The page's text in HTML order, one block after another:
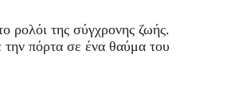
ρολόι της σύγχρονης ζωής.
την πόρτα σε ένα θαύμα του